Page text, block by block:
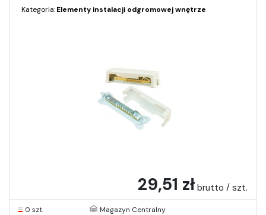
Kategoria:Elementy instalacji odgromowej wnętrze
29,51 zł brutto / szt.
0 szt.
Magazyn Centralny